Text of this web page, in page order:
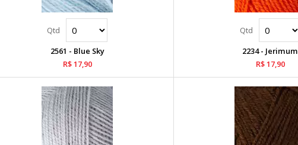
2561 - Blue Sky
R$ 17,90
2234 - Jerimum
R$ 17,90